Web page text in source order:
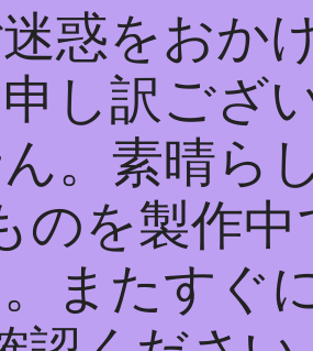
惑をおか
し訳ござ
。素晴ら
のを製作中
またすぐ